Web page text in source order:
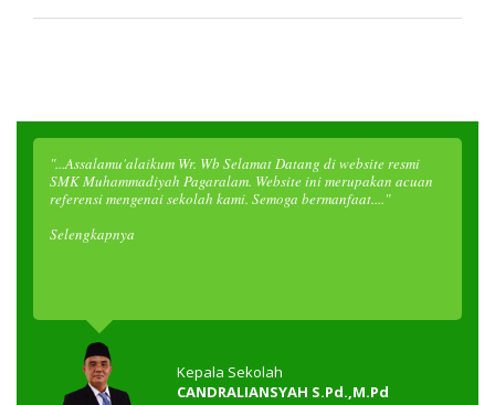
"...Assalamu'alaikum Wr. Wb Selamat Datang di website resmi
SMK Muhammadiyah Pagaralam. Website ini merupakan acuan
referensi mengenai sekolah kami. Semoga bermanfaat...."
Selengkapnya
Kepala Sekolah
CANDRALIANSYAH S.Pd.,M.Pd